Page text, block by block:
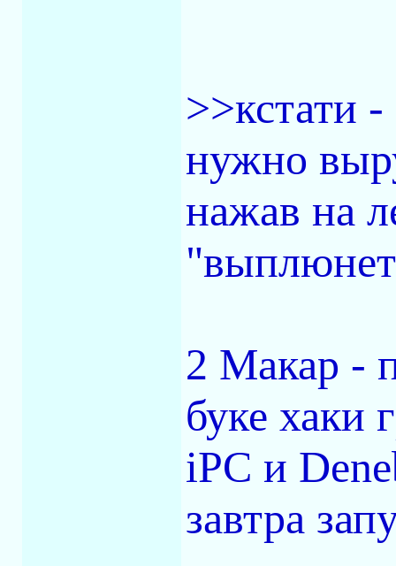
>>кстати
нужно
нажав на
2 Макар -
буке хаки
iPC и
завтра